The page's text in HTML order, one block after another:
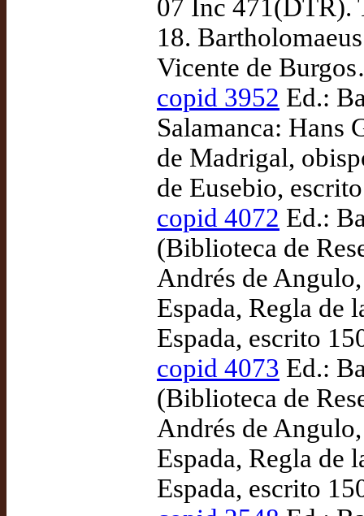
07 Inc 471(DTR).
18.
Vicente de
copid 3952 Ed.:
Salamanca: Hans
de Madrigal,
de Eusebio,
copid 4072 Ed.:
(Biblioteca de
Andrés de
Espada, Regla de
Espada, escrito
copid 4073 Ed.:
(Biblioteca de
Andrés de
Espada, Regla de
Espada, escrito